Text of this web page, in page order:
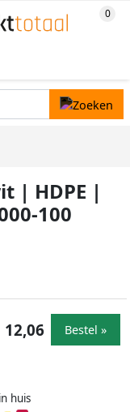
| HDPE |
100
huis
12,06 Bestel »